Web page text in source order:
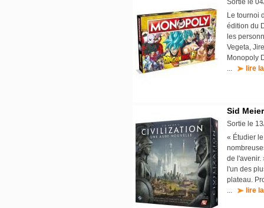
Sortie le
Le tournoi
édition du
les
Vegeta,
Monopoly
...
lire
Sid
Sortie le
« Étudier
de l'avenir.
l'un des
plateau.
...
lire